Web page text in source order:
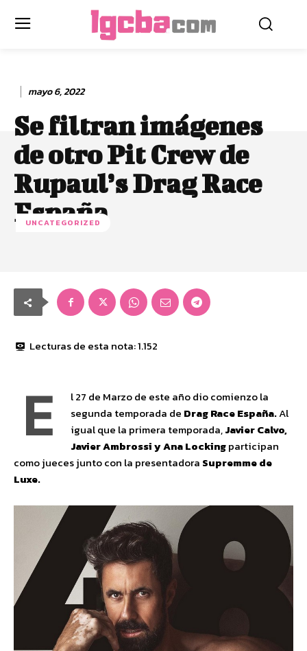
mayo 6, 2022
Se filtran imágenes
de otro Pit Crew de
Rupaul’s Drag Race
España
UNCATEGORIZED
Lecturas de esta nota:1.152
E
l 27 de Marzo de este año dio comienzo la
segunda temporada de Drag Race España.Al
igual que la primera temporada,Javier Calvo,
Javier Ambrossi y Ana Lockingparticipan
como jueces junto con la presentadora Supremme de
Luxe.​